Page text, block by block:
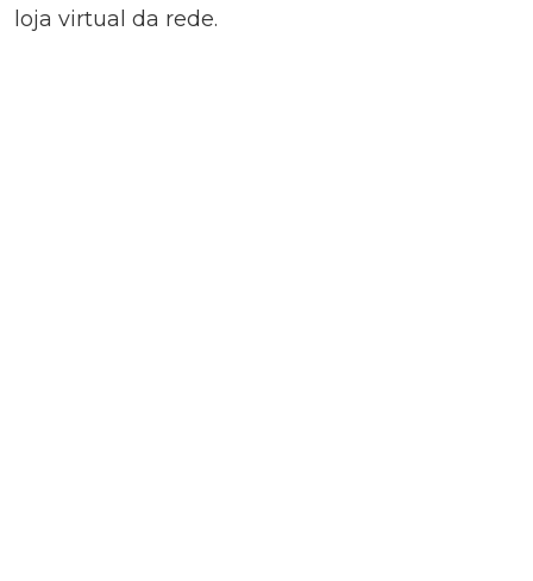
loja virtual da rede.